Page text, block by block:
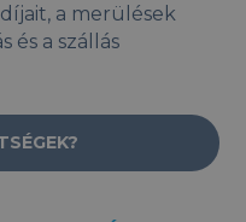
a merülések
és a szállás